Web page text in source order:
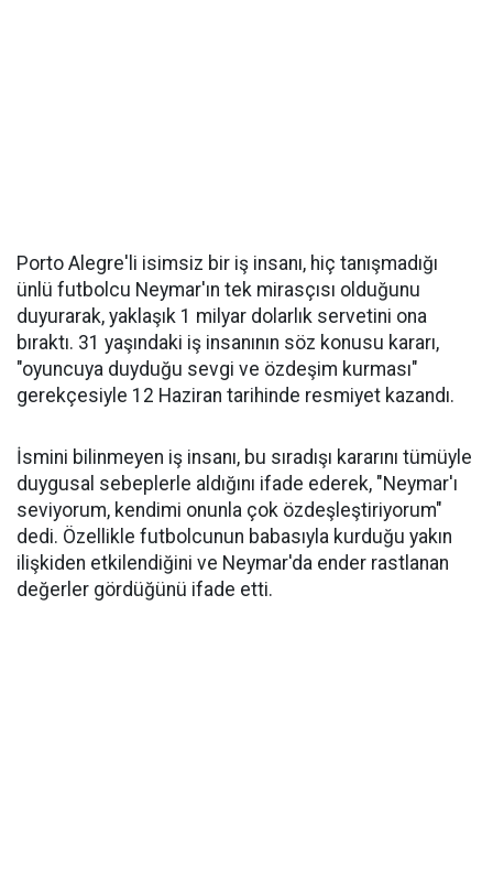
Porto Alegre'li isimsiz bir iş insanı, hiç tanışmadığı
ünlü futbolcu Neymar'ın tek mirasçısı olduğunu
duyurarak, yaklaşık 1 milyar dolarlık servetini ona
bıraktı. 31 yaşındaki iş insanının söz konusu kararı,
"oyuncuya duyduğu sevgi ve özdeşim kurması"
gerekçesiyle 12 Haziran tarihinde resmiyet kazandı.
İsmini bilinmeyen iş insanı, bu sıradışı kararını tümüyle
duygusal sebeplerle aldığını ifade ederek, "Neymar'ı
seviyorum, kendimi onunla çok özdeşleştiriyorum"
dedi. Özellikle futbolcunun babasıyla kurduğu yakın
ilişkiden etkilendiğini ve Neymar'da ender rastlanan
değerler gördüğünü ifade etti.